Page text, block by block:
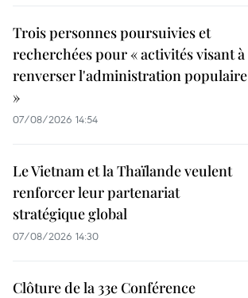
Trois personnes poursuivies et
recherchées pour « activités visant à
renverser l'administration populaire
»
07/08/2026 14:54
Le Vietnam et la Thaïlande veulent
renforcer leur partenariat
stratégique global
07/08/2026 14:30
Clôture de la 33e Conférence